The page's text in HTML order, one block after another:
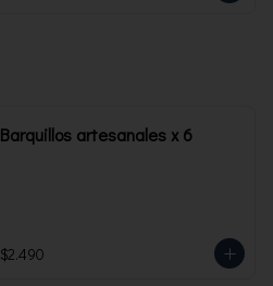
Barquillos artesanales x 6
$2.490